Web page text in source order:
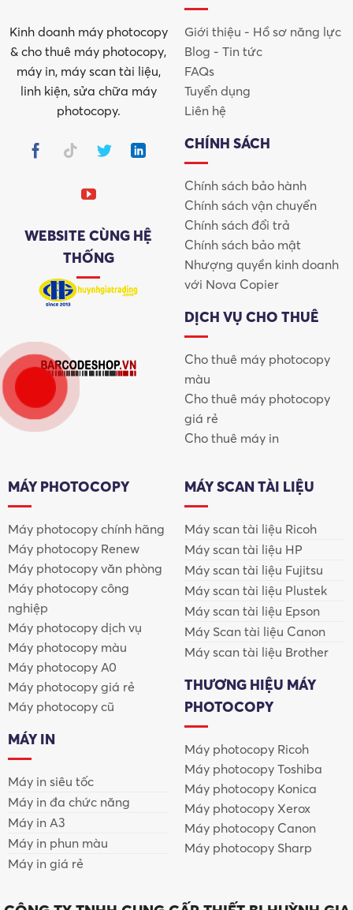
Dễ sử dụng cho cả người không chuyên
Nhờ đó, các dòngCanon imageFORMULA
DR-series luôn nằm trong danh sách ưu tiên của doanh
Vì sao máy scan Canon được ưa chuộng tại
Việt Nam?
1. Chất lượng scan sắc nét – màu sắc trung thực
ảnh scan rõ nét, độ tương phản cao, hạn chế nhiễu và
méo hình, đặc biệt phù hợp khi scan:
Hợp đồng pháp lý
Hồ sơ lưu trữ
Chứng từ kế toán
Tài liệu có chữ nhỏ
2. Tốc độ scan vượt trội, tiết kiệm thời gian
Nhiều model máy scan Canon đạt tốc độ từ 30 – 120
trang/phút
lý khối lượng tài liệu lớn mỗi ngày mà không bị nghẽn
quy trình.
3. Độ bền cao – phù hợp môi trường làm việc cường độ
lớn
Canon thiết kế máy scan hướng đến môi trường doanh
Kinh doanh máy photocopy
& cho thuê máy photocopy,
máy in, máy scan tài liệu,
linh kiện, sửa chữa máy
photocopy.
WEBSITE CÙNG HỆ
THỐNG
Giới thiệu - Hồ sơ năng lực
Blog - Tin tức
FAQs
Tuyển dụng
Liên hệ
CHÍNH SÁCH
Chính sách bảo hành
Chính sách vận chuyển
Chính sách đổi trả
Chính sách bảo mật
Nhượng quyền kinh doanh
với Nova Copier
DỊCH VỤ CHO THUÊ
Cho thuê máy photocopy
màu
Cho thuê máy photocopy
giá rẻ
Cho thuê máy in
MÁY PHOTOCOPY
Máy photocopy chính hãng
Máy photocopy Renew
Máy photocopy văn phòng
Máy photocopy công
nghiệp
Máy photocopy dịch vụ
Máy photocopy màu
Máy photocopy A0
Máy photocopy giá rẻ
Máy photocopy cũ
MÁY IN
Máy in siêu tốc
Máy in đa chức năng
Máy in A3
Máy in phun màu
Máy in giá rẻ
MÁY SCAN TÀI LIỆU
Máy scan tài liệu Ricoh
Máy scan tài liệu HP
Máy scan tài liệu Fujitsu
Máy scan tài liệu Plustek
Máy scan tài liệu Epson
Máy Scan tài liệu Canon
Máy scan tài liệu Brother
THƯƠNG HIỆU MÁY
PHOTOCOPY
Máy photocopy Ricoh
Máy photocopy Toshiba
Máy photocopy Konica
Máy photocopy Xerox
Máy photocopy Canon
Máy photocopy Sharp